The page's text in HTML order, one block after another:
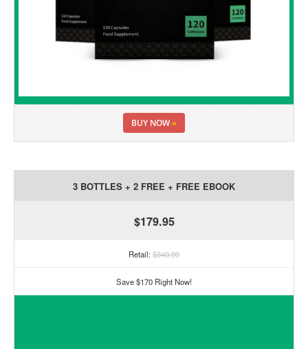
BUY NOW»
3 BOTTLES + 2 FREE + FREE EBOOK
$179.95
Retail:$349.99
Save $170 Right Now!